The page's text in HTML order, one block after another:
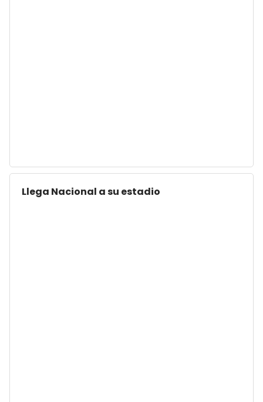
Llega Nacional a su estadio